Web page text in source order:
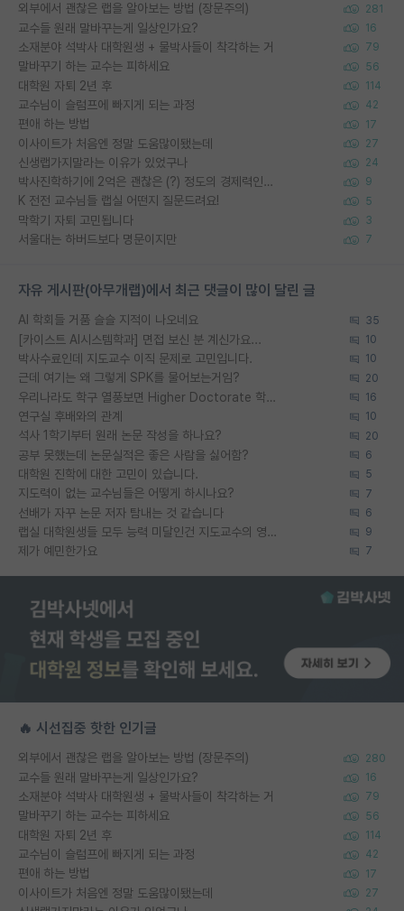
외부에서 괜찮은 랩을 알아보는 방법 (장문주의) 281
교수들 원래 말바꾸는게 일상인가요? 16
소재분야 석박사 대학원생 + 물박사들이 착각하는 거 79
말바꾸기 하는 교수는 피하세요 56
대학원 자퇴 2년 후 114
교수님이 슬럼프에 빠지게 되는 과정 42
편애 하는 방법 17
이사이트가 처음엔 정말 도움많이됐는데 27
신생랩가지말라는 이유가 있었구나 24
박사진학하기에 2억은 괜찮은 (?) 정도의 경제력인가요 9
K 전전 교수님들 랩실 어떤지 질문드려요! 5
막학기 자퇴 고민됩니다 3
서울대는 하버드보다 명문이지만 7
자유 게시판(아무개랩)에서 최근 댓글이 많이 달린 글
AI 학회들 거품 슬슬 지적이 나오네요 35
[카이스트 AI시스템학과] 면접 보신 분 계신가요... 10
박사수료인데 지도교수 이직 문제로 고민입니다. 10
근데 여기는 왜 그렇게 SPK를 물어보는거임? 20
우리나라도 학구 열풍보면 Higher Doctorate 학위가 필요하다고 봅니다. 16
연구실 후배와의 관계 10
석사 1학기부터 원래 논문 작성을 하나요? 20
공부 못했는데 논문실적은 좋은 사람을 싫어함? 6
대학원 진학에 대한 고민이 있습니다. 5
지도력이 없는 교수님들은 어떻게 하시나요? 7
선배가 자꾸 논문 저자 탐내는 것 같습니다 6
랩실 대학원생들 모두 능력 미달인건 지도교수의 영향 아닌가? 9
제가 예민한가요 7
🔥 시선집중 핫한 인기글
외부에서 괜찮은 랩을 알아보는 방법 (장문주의) 280
교수들 원래 말바꾸는게 일상인가요? 16
소재분야 석박사 대학원생 + 물박사들이 착각하는 거 79
말바꾸기 하는 교수는 피하세요 56
대학원 자퇴 2년 후 114
교수님이 슬럼프에 빠지게 되는 과정 42
편애 하는 방법 17
이사이트가 처음엔 정말 도움많이됐는데 27